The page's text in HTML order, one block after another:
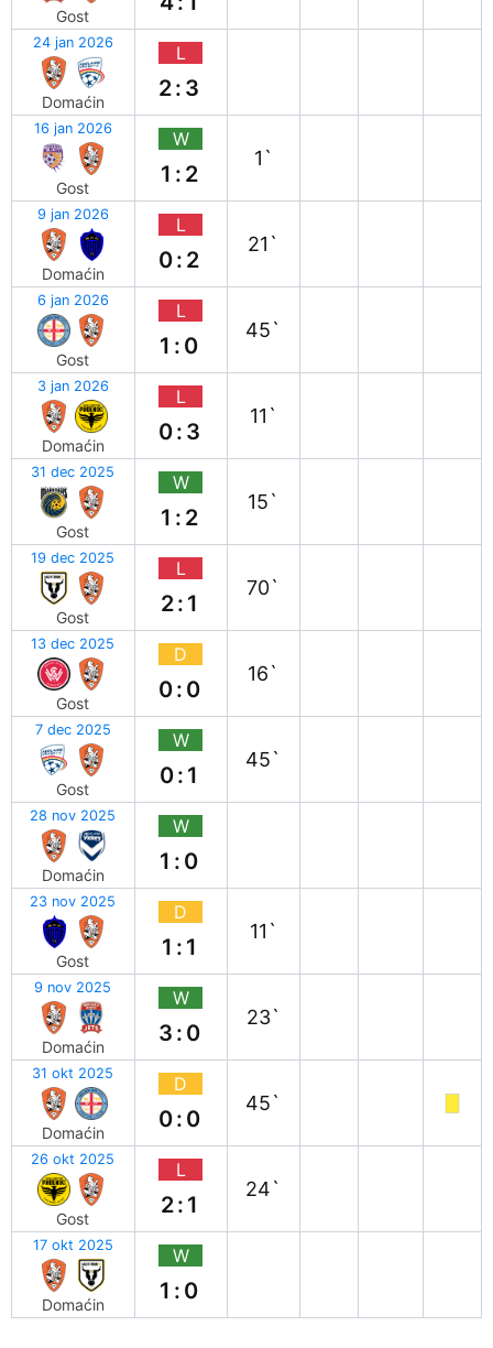
Gost
24 jan 2026
Domaćin
L
2:3
16 jan 2026
Gost
W
1:2
1`
9 jan 2026
Domaćin
L
0:2
21`
6 jan 2026
Gost
L
1:0
45`
3 jan 2026
Domaćin
L
0:3
11`
31 dec 2025
Gost
W
1:2
15`
19 dec 2025
Gost
L
2:1
70`
13 dec 2025
Gost
D
0:0
16`
7 dec 2025
Gost
W
0:1
45`
28 nov 2025
Domaćin
W
1:0
23 nov 2025
Gost
D
1:1
11`
9 nov 2025
Domaćin
W
3:0
23`
31 okt 2025
Domaćin
D
0:0
45`
26 okt 2025
Gost
L
2:1
24`
17 okt 2025
Domaćin
W
1:0